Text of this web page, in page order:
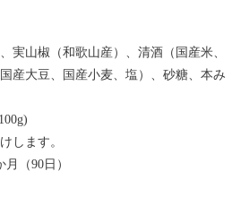
実山椒（和歌山産）、清酒（国産米、
産大豆、国産小麦、塩）、砂糖、本み
します。
（90日）